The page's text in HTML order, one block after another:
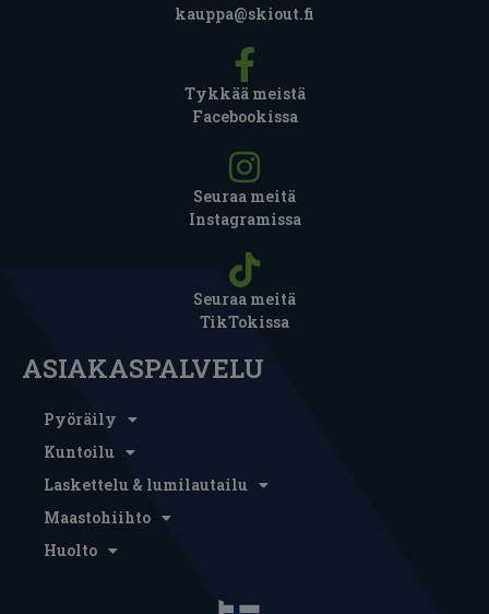
kauppa@skiout.fi
Tykkää meistä
Facebookissa
Seuraa meitä
Instagramissa
Seuraa meitä
TikTokissa
ASIAKASPALVELU
Pyöräily
Kuntoilu
Laskettelu & lumilautailu
Maastohiihto
Huolto